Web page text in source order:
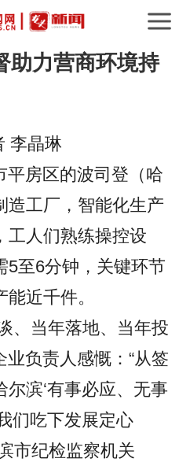
助力营商环境持
李晶琳
平房区的波司登（哈
造工厂，智能化生产
工人们熟练操控设
5至6分钟，关键环节
近千件。
、当年落地、当年投
业负责人感慨：“从签
滨‘有事必应、无事
们吃下发展定心
市纪检监察机关